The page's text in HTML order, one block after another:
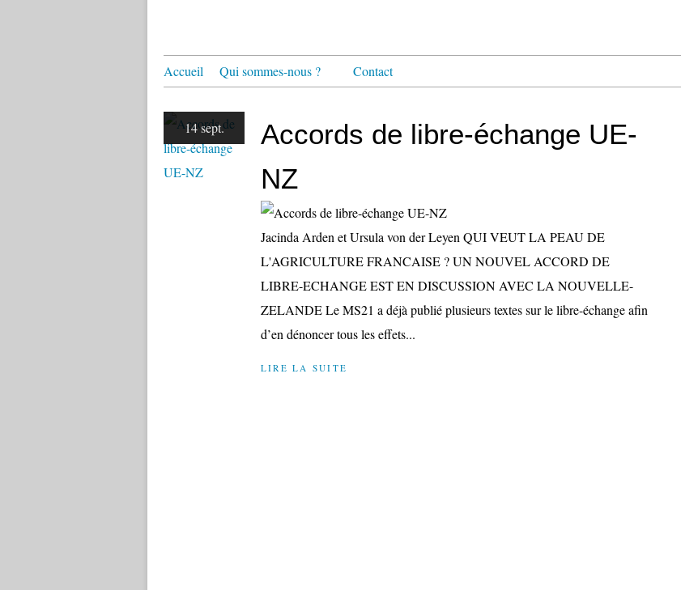
Accueil Qui sommes-nous ? Contact
14 sept.
Accords de libre-échange UE-
NZ
Jacinda Arden et Ursula von der Leyen QUI VEUT LA PEAU DE
L'AGRICULTURE FRANCAISE ? UN NOUVEL ACCORD DE
LIBRE-ECHANGE EST EN DISCUSSION AVEC LA NOUVELLE-
ZELANDE Le MS21 a déjà publié plusieurs textes sur le libre-échange afin
d’en dénoncer tous les effets...
LIRE LA SUITE